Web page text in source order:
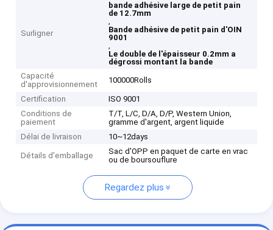
Surligner
bande adhésive large de petit pain
de 12.7mm
,
Bande adhésive de petit pain d'OIN
9001
,
Le double de l'épaisseur 0.2mm a
dégrossi montant la bande
Capacité
d'approvisionnement
100000Rolls
Certification
ISO 9001
Conditions de
paiement
T/T, L/C, D/A, D/P, Western Union,
gramme d'argent, argent liquide
Délai de livraison
10~12days
Détails d'emballage
Sac d'OPP en paquet de carte en vrac
ou de boursouflure
Regardez plus